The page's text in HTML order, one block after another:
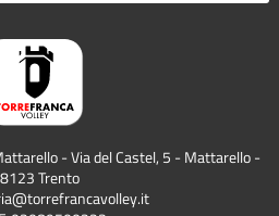
- Via del Castel, 5 - Mattarello -
Trento